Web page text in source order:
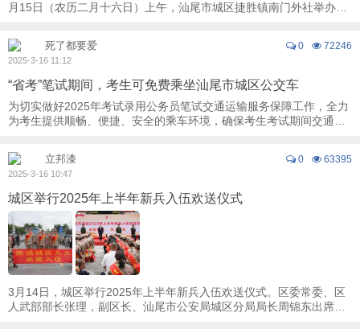
月15日（农历二月十六日）上午，汕尾市城区捷胜镇南门外社举办三
0 72246
死了都要爱
2025-3-16 11:12
“省考”笔试期间，考生可免费乘坐汕尾市城区公交车
为切实做好2025年考试录用公务员笔试交通运输服务保障工作，全力
为考生提供顺畅、便捷、安全的乘车环境，确保考生考试期间交通出
0 63395
立邦漆
2025-3-16 10:47
城区举行2025年上半年新兵入伍欢送仪式
3月14日，城区举行2025年上半年新兵入伍欢送仪式。区委常委、区
人武部部长张理，副区长、汕尾市公安局城区分局局长周锦东出席仪